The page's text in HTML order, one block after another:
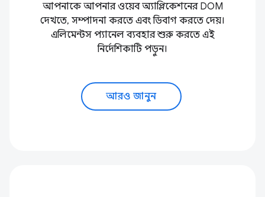
আপনাকে আপনার ওয়েব অ্যাপ্লিকেশনের DOM
দেখতে, সম্পাদনা করতে এবং ডিবাগ করতে দেয়।
এলিমেন্টস প্যানেল ব্যবহার শুরু করতে এই
নির্দেশিকাটি পড়ুন।
আরও জানুন